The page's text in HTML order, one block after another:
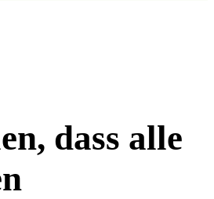
dass alle